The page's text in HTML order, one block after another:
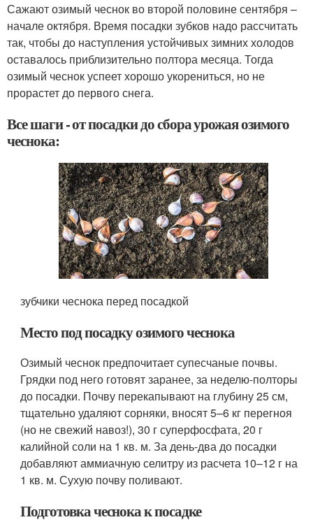
Сажают озимый чеснок во второй половине сентября –
начале октября. Время посадки зубков надо рассчитать
так, чтобы до наступления устойчивых зимних холодов
оставалось приблизительно полтора месяца. Тогда
озимый чеснок успеет хорошо укорениться, но не
прорастет до первого снега.
Все шаги - от посадки до сбора урожая озимого
чеснока:
зубчики чеснока перед посадкой
Место под посадку озимого чеснока
Озимый чеснок предпочитает супесчаные почвы.
Грядки под него готовят заранее, за неделю-полторы
до посадки. Почву перекапывают на глубину 25 см,
тщательно удаляют сорняки, вносят 5–6 кг перегноя
(но не свежий навоз!), 30 г суперфосфата, 20 г
калийной соли на 1 кв. м. За день-два до посадки
добавляют аммиачную селитру из расчета 10–12 г на
1 кв. м. Сухую почву поливают.
Подготовка чеснока к посадке